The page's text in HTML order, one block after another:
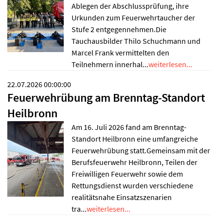
Ablegen der Abschlussprüfung, ihre
Urkunden zum Feuerwehrtaucher der
Stufe 2 entgegennehmen.Die
Tauchausbilder Thilo Schuchmann und
Marcel Frank vermittelten den
Teilnehmern innerhal...weiterlesen...
22.07.2026 00:00:00
Feuerwehrübung am Brenntag-Standort
Heilbronn
Am 16. Juli 2026 fand am Brenntag-
Standort Heilbronn eine umfangreiche
Feuerwehrübung statt.Gemeinsam mit der
Berufsfeuerwehr Heilbronn, Teilen der
Freiwilligen Feuerwehr sowie dem
Rettungsdienst wurden verschiedene
realitätsnahe Einsatzszenarien
tra...weiterlesen...